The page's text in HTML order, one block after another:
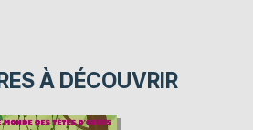
À DÉCOUVRIR